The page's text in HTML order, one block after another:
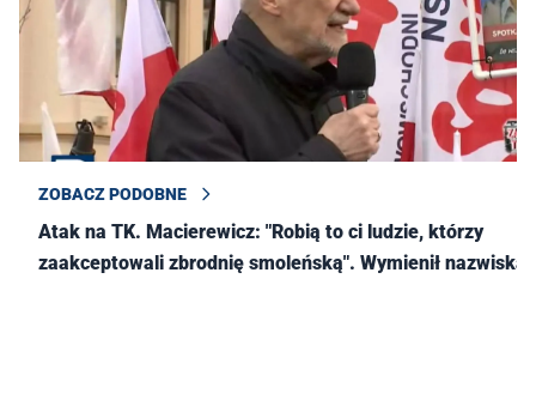
ZOBACZ PODOBNE
Atak na TK. Macierewicz: "Robią to ci ludzie, którzy
zaakceptowali zbrodnię smoleńską". Wymienił nazwiska